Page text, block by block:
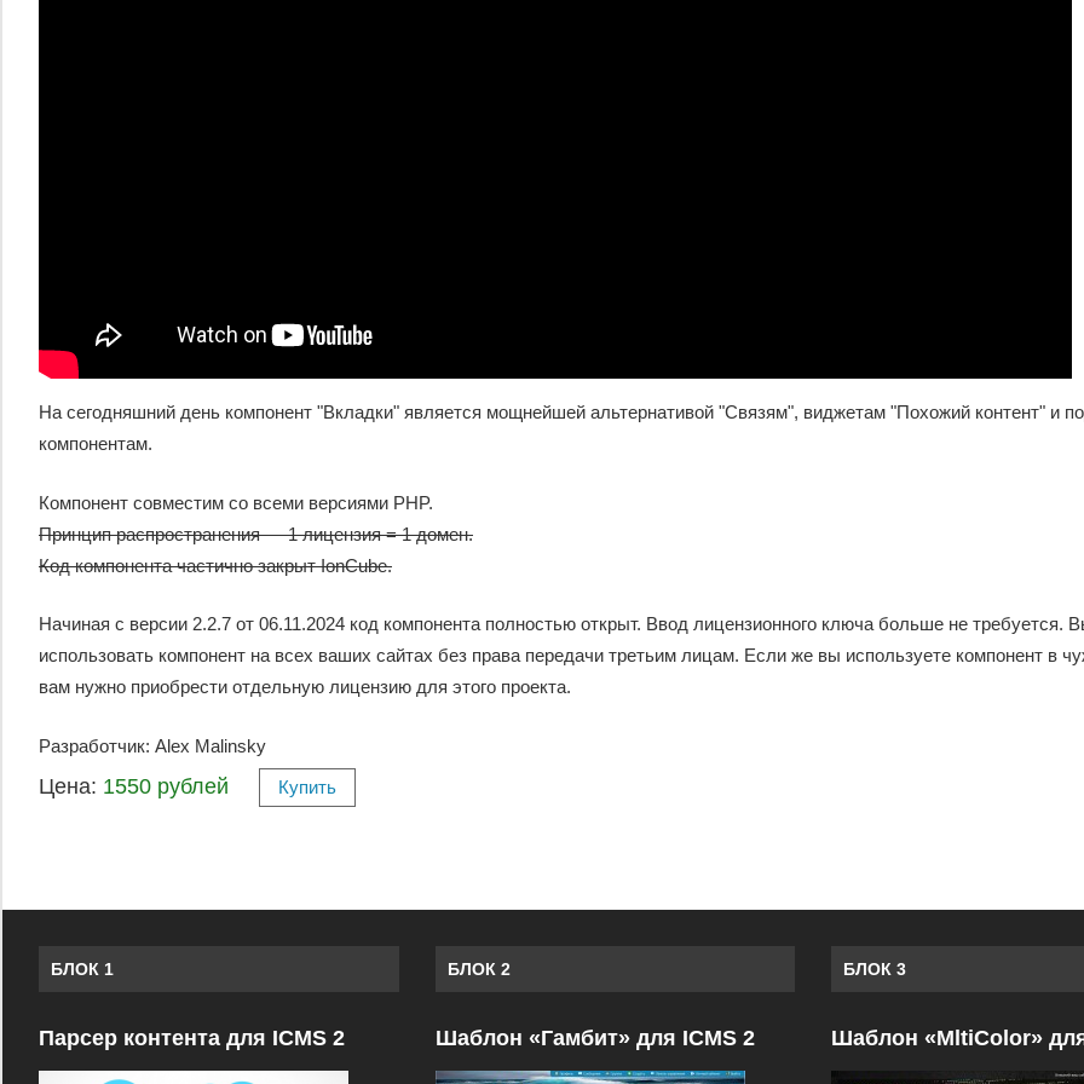
На сегодняшний день компонент "Вкладки" является мощнейшей альтернативой "Связям", виджетам "Похожий контент" и
компонентам.
Компонент совместим со всеми версиями PHP.
Принцип распространения — 1 лицензия = 1 домен.
Код компонента частично закрыт IonCube.
Начиная с версии 2.2.7 от 06.11.2024 код компонента полностью открыт. Ввод лицензионного ключа больше не требуется.
использовать компонент на всех ваших сайтах без права передачи третьим лицам. Если же вы используете компонент в
вам нужно приобрести отдельную лицензию для этого проекта.
Разработчик: Alex Malinsky
Цена: 1550 рублей Купить
БЛОК 1
Парсер контента для ICMS 2
БЛОК 2
Шаблон «Гамбит» для ICMS 2
БЛОК 3
Шаблон «MltiColor»